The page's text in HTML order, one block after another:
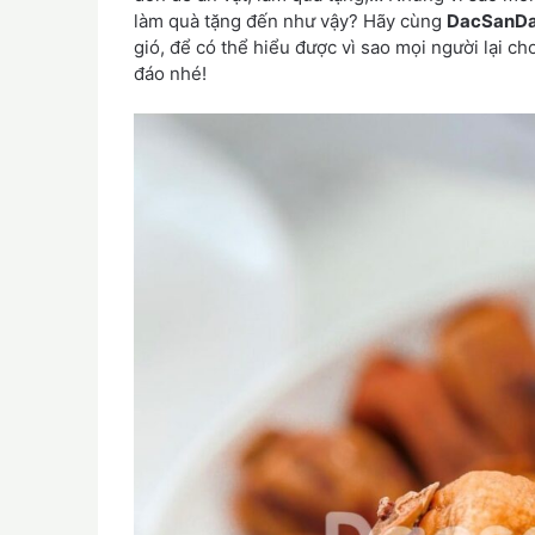
làm quà tặng đến như vậy? Hãy cùng
gió, để có thể hiểu được vì sao mọi người lại
đáo nhé!